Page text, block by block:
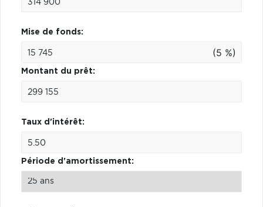
Mise de fonds:
(5 %)
Montant du prêt:
Taux d'intérêt:
Période d'amortissement: